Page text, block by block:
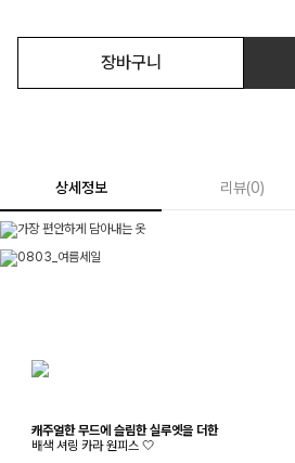
장바구니
상세정보 리뷰(0)
캐주얼한 무드에 슬림한 실루엣을 더한
배색 셔링 카라 원피스 🤍